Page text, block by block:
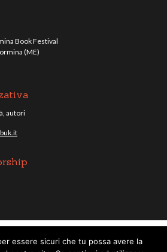
Book Festival
(ME)
autori
2013/2021 - Tutti i contenuti del
essere sicuri che tu possa avere la